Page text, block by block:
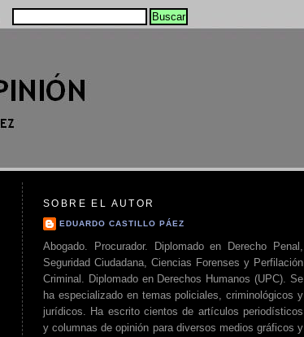
SOBRE EL AUTOR
EDUARDO CASTILLO PÁEZ
Abogado. Procurador. Diplomado en Derecho Penal,
Seguridad Ciudadana, Ciencias Forenses y Perfilación
Criminal. Diplomado en Derechos Humanos (UPC). Se
ha especializado en temas policiales, criminológicos y
jurídicos. Ha escrito cientos de artículos periodísticos
y columnas de opinión para diversos medios gráficos y